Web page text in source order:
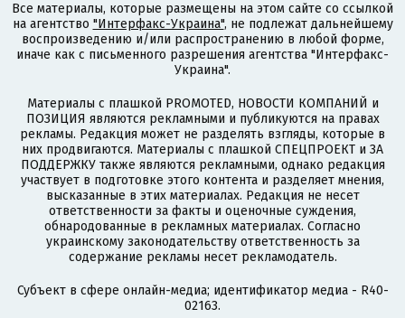
Все материалы, которые размещены на этом сайте со ссылкой
на агентство "Интерфакс-Украина", не подлежат дальнейшему
воспроизведению и/или распространению в любой форме,
иначе как с письменного разрешения агентства "Интерфакс-
Украина".
Материалы с плашкой PROMOTED, НОВОСТИ КОМПАНИЙ и
ПОЗИЦИЯ являются рекламными и публикуются на правах
рекламы. Редакция может не разделять взгляды, которые в
них продвигаются. Материалы с плашкой СПЕЦПРОЕКТ и ЗА
ПОДДЕРЖКУ также являются рекламными, однако редакция
участвует в подготовке этого контента и разделяет мнения,
высказанные в этих материалах. Редакция не несет
ответственности за факты и оценочные суждения,
обнародованные в рекламных материалах. Согласно
украинскому законодательству ответственность за
содержание рекламы несет рекламодатель.
Субъект в сфере онлайн-медиа; идентификатор медиа - R40-
02163.